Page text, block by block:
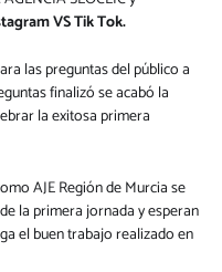
VS Tik Tok.
las preguntas del público a
finalizó se acabó la
la exitosa primera
AJE Región de Murcia se
la primera jornada y esperan
el buen trabajo realizado en